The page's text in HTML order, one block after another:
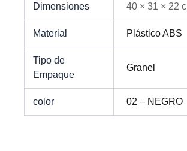
Dimensiones 40 × 31 × 22
Material Plástico ABS
Tipo de
Empaque
Granel
color 02 – NEGRO